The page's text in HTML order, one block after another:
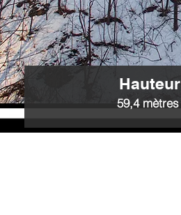
Hauteur
59,4 mètres